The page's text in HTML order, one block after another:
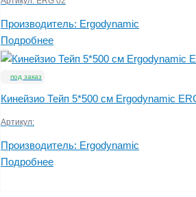
Производитель: Ergodynamic
Подробнее
под заказ
Кинейзио Тейп 5*500 см Ergodynamic
Артикул:
Производитель: Ergodynamic
Подробнее